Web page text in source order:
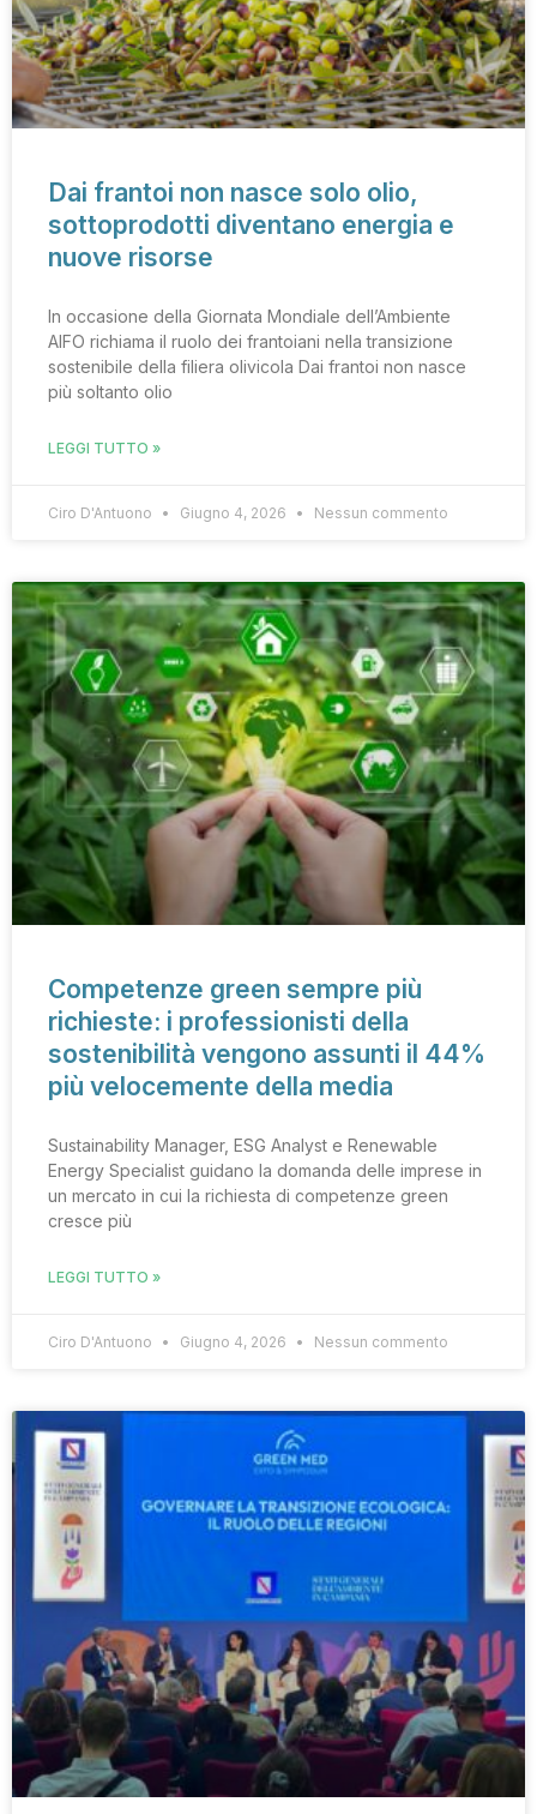
Dai frantoi non nasce solo olio,
sottoprodotti diventano energia e
nuove risorse
In occasione della Giornata Mondiale dell’Ambiente
AIFO richiama il ruolo dei frantoiani nella transizione
sostenibile della filiera olivicola Dai frantoi non nasce
più soltanto olio
LEGGI TUTTO »
Ciro D'Antuono Giugno 4, 2026 Nessun commento
Competenze green sempre più
richieste: i professionisti della
sostenibilità vengono assunti il 44%
più velocemente della media
Sustainability Manager, ESG Analyst e Renewable
Energy Specialist guidano la domanda delle imprese in
un mercato in cui la richiesta di competenze green
cresce più
LEGGI TUTTO »
Ciro D'Antuono Giugno 4, 2026 Nessun commento